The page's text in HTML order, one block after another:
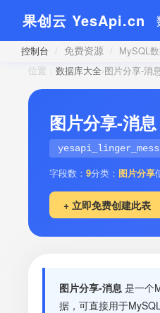
果创云 YesApi.cn
控制台 / 免费资源 / MySQL
位置： 数据库大全›图片分享-消
图片分享-消
字段数： 9分类： 图片分享
+ 立即免费创建此表
图片分享-消息 是一个
据，可直接用于